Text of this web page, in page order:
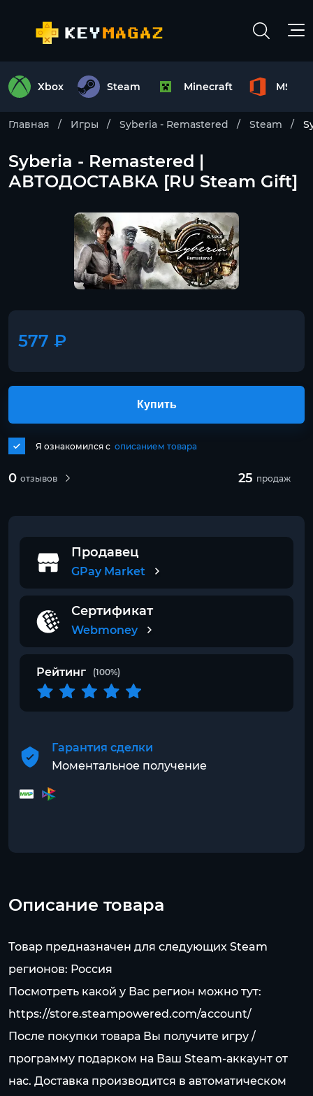
Xbox Steam Minecraft MS
Главная Игры Syberia - Remastered Steam
Syberia - Remastered |
АВТОДОСТАВКА [RU Steam Gift]
577 ₽
0 отзывов 25 продаж
Я ознакомился с описанием товара
Купить
Продавец
GPay Market
Сертификат
Webmoney
Рейтинг (100%)
Гарантия сделки
Моментальное получение
Описание товара
Товар предназначен для следующих Steam
регионов: Россия
Посмотреть какой у Вас регион можно тут:
https://store.steampowered.com/account/
После покупки товара Вы получите игру /
программу подарком на Ваш Steam-аккаунт от
нас. Доставка производится в автоматическом